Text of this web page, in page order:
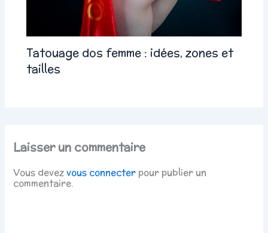
Tatouage dos femme : idées, zones et
tailles
Laisser un commentaire
Vous devezvous connecter pour publier un
commentaire.